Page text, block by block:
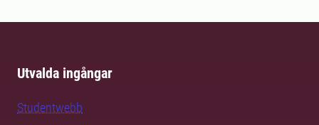
Utvalda ingångar
Studentwebb